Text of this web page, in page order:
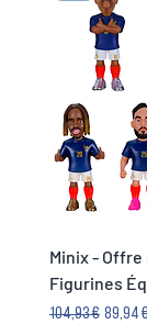
Minix -
Figurines
Standardpreis
104,93 € Sale-
89,94 €